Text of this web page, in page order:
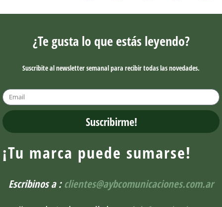
¿Te gusta lo que estás leyendo?
Suscribite al newsletter semanal para recibir todas las novedades.
Suscribirme!
¡Tu marca puede sumarse!
Escribinos a : clientes@aybcomunicaciones.com.ar